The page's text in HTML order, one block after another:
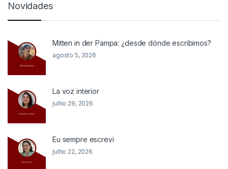
Novidades
Mitten in der Pampa: ¿desde dónde escribimos?
agosto 5, 2026
La voz interior
julho 29, 2026
Eu sempre escrevi
julho 22, 2026